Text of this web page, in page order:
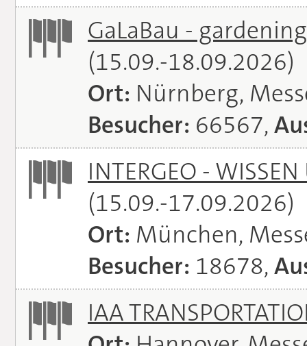
GaLaBau -
(15.09.-18.09.2026)
Ort: Nürnberg,
Besucher: 66567,
INTERGEO -
(15.09.-17.09.2026)
Ort: München,
Besucher: 18678,
IAA